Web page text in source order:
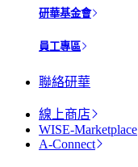
研華基金會
員工專區
聯絡研華
線上商店
WISE-Marketplace
A-Connect